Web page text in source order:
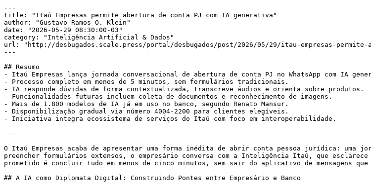
---
title: "Itaú Empresas permite abertura de conta PJ com IA generativa"
author: "Gustavo Ramos O. Klein"
date: "2026-05-29 08:30:00-03"
category: "Inteligência Artificial & Dados"
url: "http://desbugados.scale.press/portal/desbugados/post/2026/05/29/itau-empresas-permite-
---
## Resumo
- Itaú Empresas lança jornada conversacional de abertura de conta PJ no WhatsApp com IA
- Processo completo em menos de 5 minutos, sem formulários tradicionais.
- IA responde dúvidas de forma contextualizada, transcreve áudios e orienta sobre produtos.
- Funcionalidades futuras incluem coleta de documentos e reconhecimento de imagens.
- Mais de 1.800 modelos de IA já em uso no banco, segundo Renato Mansur.
- Disponibilização gradual via número 4004-2200 para clientes elegíveis.
- Iniciativa integra ecossistema de serviços do Itaú com foco em interoperabilidade.
---
O Itaú Empresas acaba de apresentar uma forma inédita de abrir conta pessoa jurídica: uma
preencher formulários extensos, o empresário conversa com a Inteligência Itaú, que
prometido é concluir tudo em menos de cinco minutos, sem sair do aplicativo de mensagens
## A IA como Diplomata Digital: Construindo Pontes entre Empresário e Banco